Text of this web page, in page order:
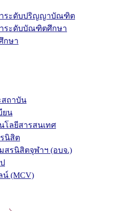
าระดับปริญญาบัณฑิต
ระดับบัณฑิตศึกษา
กษา
ถาบัน
ยน
โลยีสารสนเทศ
นิสิต
สรนิสิตจุฬาฯ (อบจ.)
น์ (MCV)